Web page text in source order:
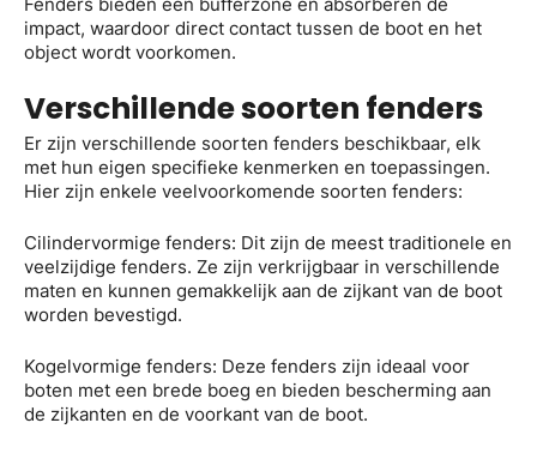
impact, waardoor direct contact tussen de boot en het
object wordt voorkomen.
Verschillende soorten fenders
Er zijn verschillende soorten fenders beschikbaar, elk
met hun eigen specifieke kenmerken en toepassingen.
Hier zijn enkele veelvoorkomende soorten fenders:
Cilindervormige fenders: Dit zijn de meest traditionele en
veelzijdige fenders. Ze zijn verkrijgbaar in verschillende
maten en kunnen gemakkelijk aan de zijkant van de boot
worden bevestigd.
Kogelvormige fenders: Deze fenders zijn ideaal voor
boten met een brede boeg en bieden bescherming aan
de zijkanten en de voorkant van de boot.